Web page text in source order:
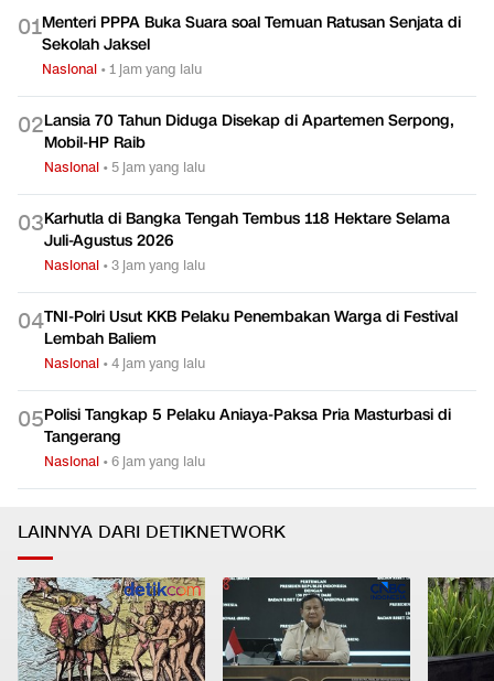
01Menteri PPPA Buka Suara soal Temuan Ratusan Senjata di
Sekolah Jaksel
Nasional •1 jam yang lalu
02Lansia 70 Tahun Diduga Disekap di Apartemen Serpong,
Mobil-HP Raib
Nasional • 5 jam yang lalu
03Karhutla di Bangka Tengah Tembus 118 Hektare Selama
Juli-Agustus 2026
Nasional •3 jam yang lalu
04TNI-Polri Usut KKB Pelaku Penembakan Warga di Festival
Lembah Baliem
Nasional •4 jam yang lalu
05Polisi Tangkap 5 Pelaku Aniaya-Paksa Pria Masturbasi di
Tangerang
Nasional •6 jam yang lalu
LAINNYA DARI DETIKNETWORK